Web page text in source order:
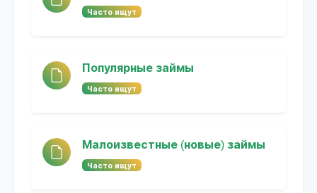
Часто ищут
Популярные займы
Часто ищут
Малоизвестные (новые) займы
Часто ищут